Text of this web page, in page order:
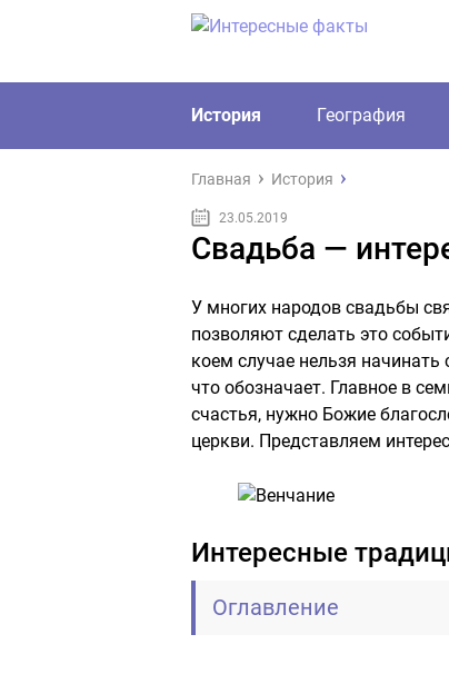
История География
Главная История
23.05.2019
Свадьба —
У многих народов свадьбы
позволяют сделать это
коем случае нельзя
что обозначает. Главное в
счастья, нужно Божие
церкви. Представляем
Интересные
Оглавление